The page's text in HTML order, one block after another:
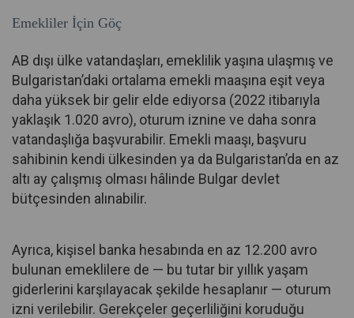
Emekliler İçin Göç
AB dışı ülke vatandaşları, emeklilik yaşına ulaşmış ve
Bulgaristan’daki ortalama emekli maaşına eşit veya
daha yüksek bir gelir elde ediyorsa (2022 itibarıyla
yaklaşık 1.020 avro), oturum iznine ve daha sonra
vatandaşlığa başvurabilir. Emekli maaşı, başvuru
sahibinin kendi ülkesinden ya da Bulgaristan’da en az
altı ay çalışmış olması hâlinde Bulgar devlet
bütçesinden alınabilir.
Ayrıca, kişisel banka hesabında en az 12.200 avro
bulunan emeklilere de — bu tutar bir yıllık yaşam
giderlerini karşılayacak şekilde hesaplanır — oturum
izni verilebilir. Gerekçeler geçerliliğini koruduğu